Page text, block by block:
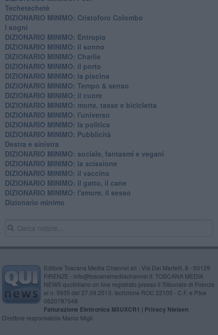
Techetechetè
DIZIONARIO MINIMO: Cristoforo Colombo
I sogni
DIZIONARIO MINIMO: Entropia
DIZIONARIO MINIMO: il sonno
DIZIONARIO MINIMO: Charlie
DIZIONARIO MINIMO: il porto
DIZIONARIO MINIMO: la piscina
DIZIONARIO MINIMO: Tempo & senso
DIZIONARIO MINIMO: il cuore
DIZIONARIO MINIMO: morte, tasse e bicicletta
DIZIONARIO MINIMO: l'universo
DIZIONARIO MINIMO: la politica
DIZIONARIO MINIMO: Pubblicità
Destra e sinistra
DIZIONARIO MINIMO: sociale, fantasmi e vegani
DIZIONARIO MINIMO: la scissione
DIZIONARIO MINIMO: il vaccino
DIZIONARIO MINIMO: il gatto, il cane
DIZIONARIO MINIMO: l'amore, il sesso
Dizionario minimo
Editore Toscana Media Channel srl - Via Dei Martelli, 8 - 50129
FIRENZE - info@toscanamediachannel.it. TOSCANA MEDIA
NEWS quotidiano on line registrato presso il Tribunale di Firenze
al n. 5935 del 27.09.2013. Iscrizione ROC 22105 - C.F. e P.Iva
0620787048
Fatturazione Elettronica M5UXCR1 | Privacy Nielsen
Direttore responsabile Marco Migli